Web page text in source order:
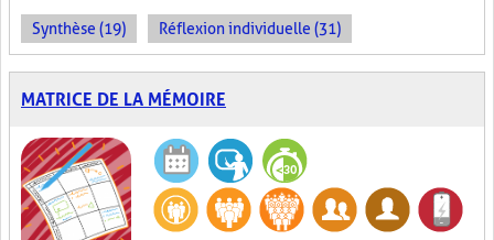
Synthèse (19) Réflexion individuelle (31)
MATRICE DE LA MÉMOIRE